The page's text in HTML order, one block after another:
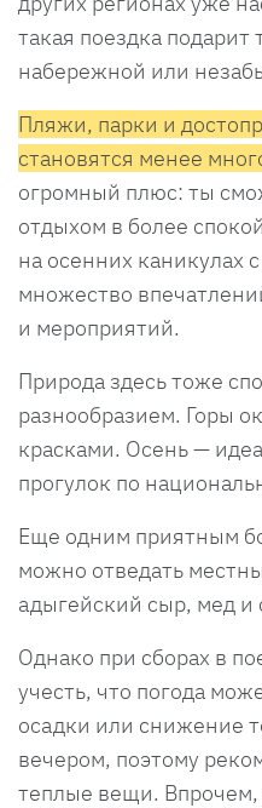
такая поездка подарит
набережной или
Пляжи, парки и
становятся менее
огромный плюс: ты
отдыхом в более
на осенних каникулах
множество
и мероприятий.
Природа здесь тоже
разнообразием. Горы
красками. Осень —
прогулок по
Еще одним приятным
можно отведать
адыгейский сыр, мед
Однако при сборах в
учесть, что погода
осадки или снижение
вечером, поэтому
теплые вещи. Впрочем,